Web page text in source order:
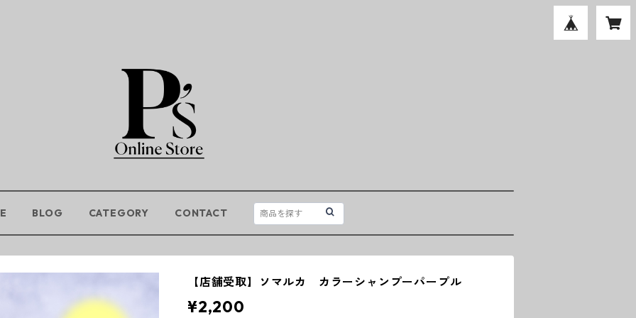
BLOG CATEGORY CONTACT
【店舗受取】ソマルカ カラーシャンプーパープル
¥2,200